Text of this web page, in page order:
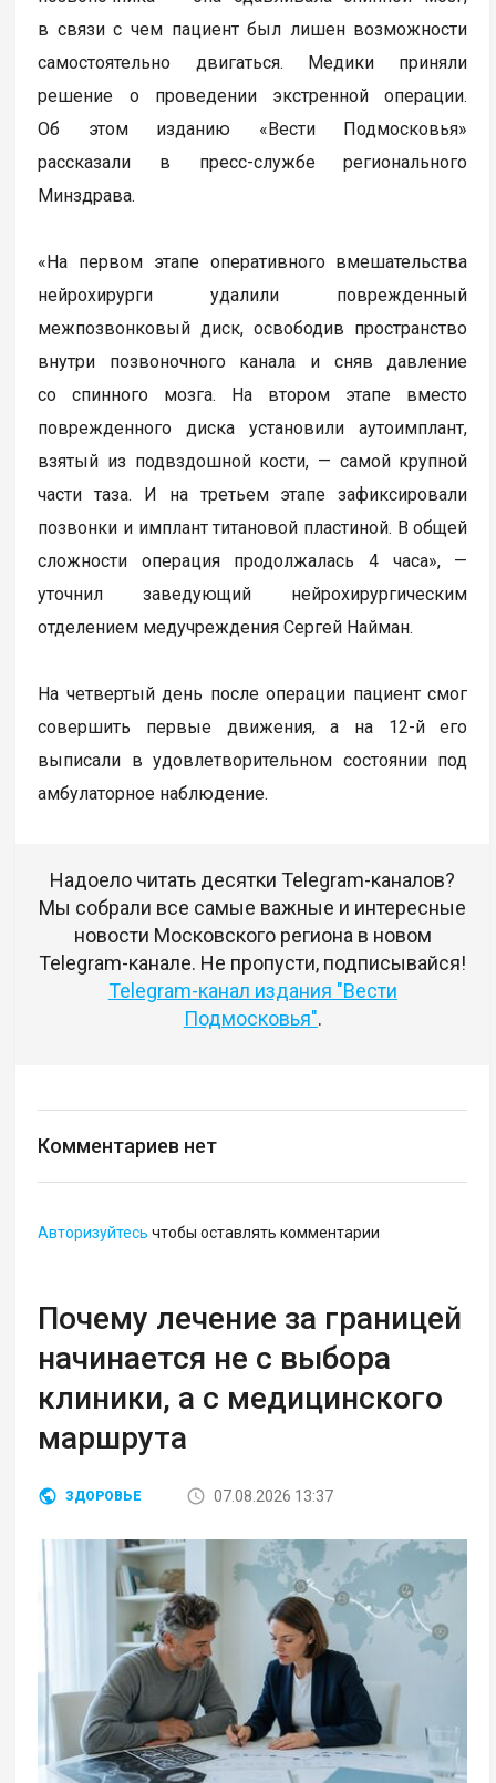
в связи с чем пациент был лишен возможности
самостоятельно двигаться. Медики приняли
решение о проведении экстренной операции.
Об этом изданию «Вести Подмосковья»
рассказали в пресс-службе регионального
Минздрава.
«На первом этапе оперативного вмешательства
нейрохирурги удалили поврежденный
межпозвонковый диск, освободив пространство
внутри позвоночного канала и сняв давление
со спинного мозга. На втором этапе вместо
поврежденного диска установили аутоимплант,
взятый из подвздошной кости, — самой крупной
части таза. И на третьем этапе зафиксировали
позвонки и имплант титановой пластиной. В общей
сложности операция продолжалась 4 часа», —
уточнил заведующий нейрохирургическим
отделением медучреждения Сергей Найман.
На четвертый день после операции пациент смог
совершить первые движения, а на 12-й его
выписали в удовлетворительном состоянии под
амбулаторное наблюдение.
Надоело читать десятки Telegram-каналов?
Мы собрали все самые важные и интересные
новости Московского региона в новом
Telegram-канале. Не пропусти, подписывайся!
Telegram-канал издания "Вести
Подмосковья".
Комментариев нет
Авторизуйтесь чтобы оставлять комментарии
Почему лечение за границей
начинается не с выбора
клиники, а с медицинского
маршрута
ЗДОРОВЬЕ 07.08.2026 13:37